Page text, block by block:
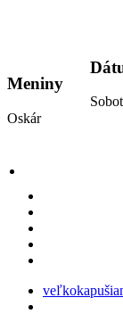
Meniny
Oskár